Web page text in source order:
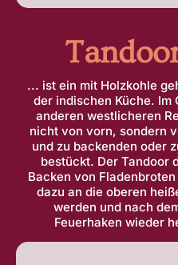
... ist ein mit Holzkohle
der indischen Küche. Im
anderen westlicheren
nicht von vorn, sondern
und zu backenden oder
bestückt. Der Tandoor
Backen von
dazu an die oberen
werden und nach
Feuerhaken wieder